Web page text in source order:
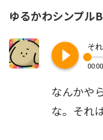
ゆるかわシンプル
play_circle_filled そ
00:00
なんかや
な。それ